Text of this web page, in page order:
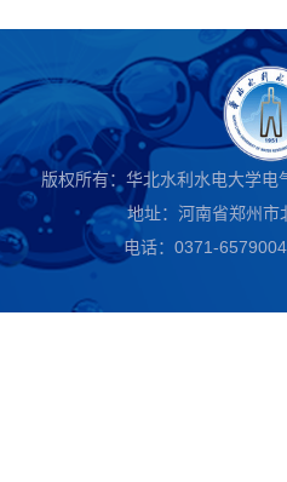
版权所有：华北水利水电大学电
地址：河南省郑
电话：0371-